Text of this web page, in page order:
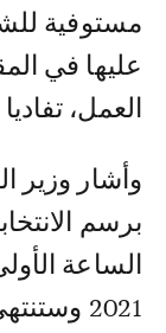
مستوفية
عليها في
العمل،
وأشار وزير
برسم